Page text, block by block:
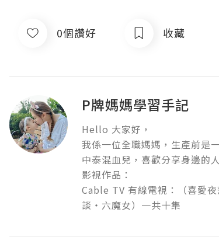
0個讚好 收藏
P牌媽媽學習手記
Hello 大家好，
我係一位全職媽媽，生產前是
中泰混血兒，喜歡分享身邊的
影視作品：
Cable TV 有線電視：（喜愛